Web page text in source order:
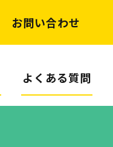
お問い合わせ
よくある質問